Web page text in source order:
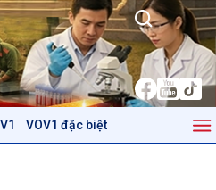
VOV1 đặc biệt